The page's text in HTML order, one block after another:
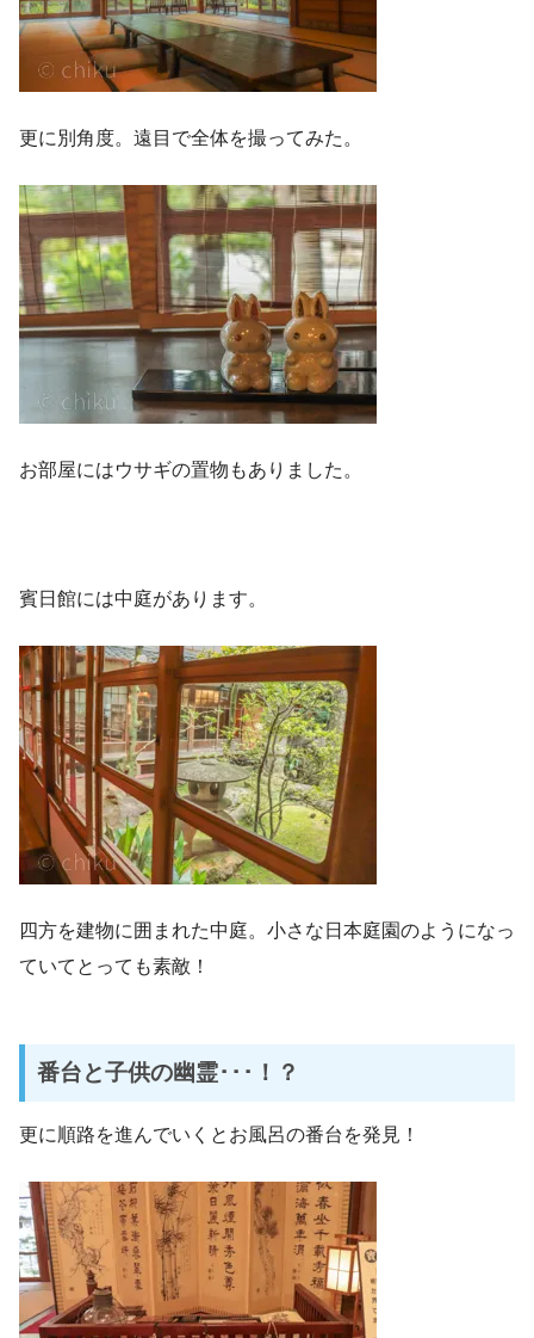
更に別角度。遠目で全体を撮ってみた。
お部屋にはウサギの置物もありました。
賓日館には中庭があります。
四方を建物に囲まれた中庭。小さな日本庭園のようになっ
ていてとっても素敵！
番台と子供の幽霊･･･！？
更に順路を進んでいくとお風呂の番台を発見！